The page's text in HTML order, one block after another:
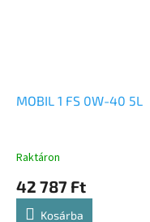
MOBIL 1 FS 0W-40 5L
Raktáron
42 787 Ft
Kosárba